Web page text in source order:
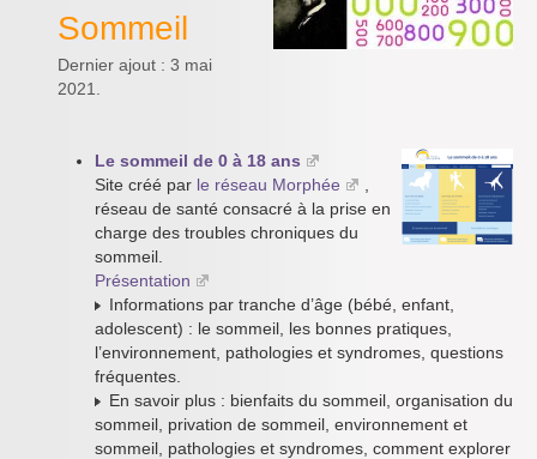
Nos outils de partage
Qui sommes-nous ?
Sommeil
Dernier ajout : 3 mai
2021.
Le sommeil de 0 à 18 ans
Site créé par le réseau Morphée
réseau de santé consacré à la prise en
charge des troubles chroniques du
sommeil.
Présentation
Informations par tranche d’âge (bébé, enfant,
adolescent) : le sommeil, les bonnes pratiques,
l’environnement, pathologies et syndromes, questions
fréquentes.
En savoir plus : bienfaits du sommeil, organisation du
sommeil, privation de sommeil, environnement et
sommeil, pathologies et syndromes, comment explorer